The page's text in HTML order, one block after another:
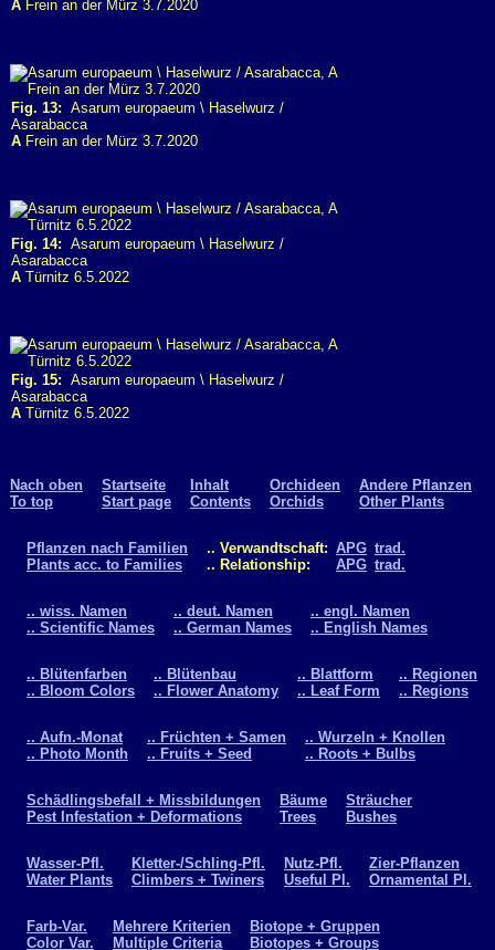
A Frein an der Mürz 3.7.2020
Fig. 13: Asarum europaeum \ Haselwurz /
Asarabacca
A Frein an der Mürz 3.7.2020
Fig. 14: Asarum europaeum \ Haselwurz /
Asarabacca
A Türnitz 6.5.2022
Fig. 15: Asarum europaeum \ Haselwurz /
Asarabacca
A Türnitz 6.5.2022
Nach oben
To top
Startseite
Start page
Inhalt
Contents
Orchideen
Orchids
Andere Pflanzen
Other Plants
Pflanzen nach Familien
Plants acc. to Families
.. Verwandtschaft:
.. Relationship:
APG
APG
trad.
trad.
.. wiss. Namen
.. Scientific Names
.. deut. Namen
.. German Names
.. engl. Namen
.. English Names
.. Blütenfarben
.. Bloom Colors
.. Blütenbau
.. Flower Anatomy
.. Blattform
.. Leaf Form
.. Regionen
.. Regions
.. Aufn.-Monat
.. Photo Month
.. Früchten + Samen
.. Fruits + Seed
.. Wurzeln + Knollen
.. Roots + Bulbs
Schädlingsbefall + Missbildungen
Pest Infestation + Deformations
Bäume
Trees
Sträucher
Bushes
Wasser-Pfl.
Water Plants
Kletter-/Schling-Pfl.
Climbers + Twiners
Nutz-Pfl.
Useful Pl.
Zier-Pflanzen
Ornamental Pl.
Farb-Var.
Color Var.
Mehrere Kriterien
Multiple Criteria
Biotope + Gruppen
Biotopes + Groups